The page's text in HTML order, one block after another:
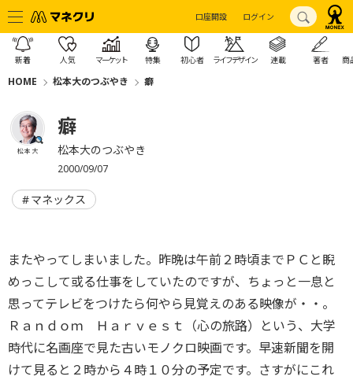
口座開設 ログイン
新着 人気 マーケット 特集 初心者 ライフデザイン 連載 著者 商
HOME 松本大のつぶやき 癖
松本 大
癖
松本大のつぶやき
2000/09/07
マネックス
またやってしまいました。昨晩は午前２時頃までＰＣと睨
めっこして或る仕事をしていたのですが、ちょっと一息と
思ってテレビをつけたら何やら見覚えのある映像が・・。
Ｒａｎｄｏｍ Ｈａｒｖｅｓｔ（心の旅路）という、大学
時代に名画座で見た古いモノクロ映画です。早速新聞を開
けて見ると２時から４時１０分の予定です。さすがにこれ